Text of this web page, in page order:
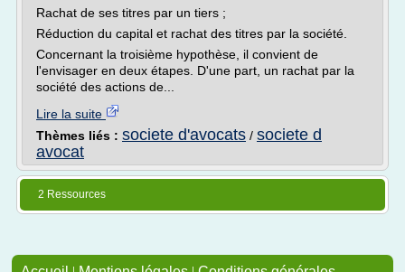
Rachat de ses titres par un tiers ;
Réduction du capital et rachat des titres par la société.
Concernant la troisième hypothèse, il convient de
l'envisager en deux étapes. D'une part, un rachat par la
société des actions de...
Lire la suite
Thèmes liés : societe d'avocats / societe d
avocat
2 Ressources